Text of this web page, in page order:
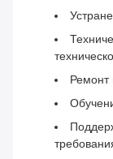
Ремонт